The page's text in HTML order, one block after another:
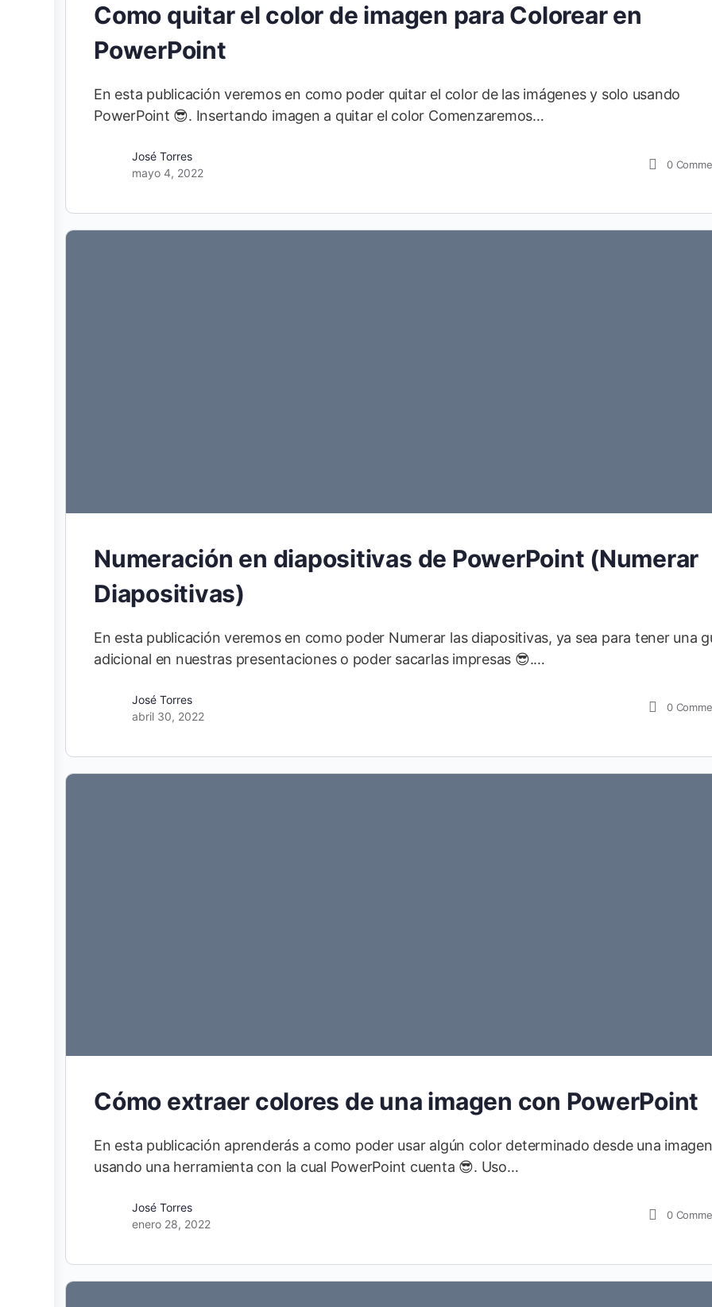
Como quitar el color de imagen para Colorear en
PowerPoint
En esta publicación veremos en como poder quitar el color de las imágenes y solo usando
PowerPoint 😎. Insertando imagen a quitar el color Comenzaremos…
José Torres
mayo 4, 2022
0
Numeración en diapositivas de PowerPoint (Numerar
Diapositivas)
En esta publicación veremos en como poder Numerar las diapositivas, ya sea para tener una
adicional en nuestras presentaciones o poder sacarlas impresas 😎.…
José Torres
abril 30, 2022
0
Cómo extraer colores de una imagen con PowerPoint
En esta publicación aprenderás a como poder usar algún color determinado desde una
usando una herramienta con la cual PowerPoint cuenta 😎. Uso…
José Torres
enero 28, 2022
0